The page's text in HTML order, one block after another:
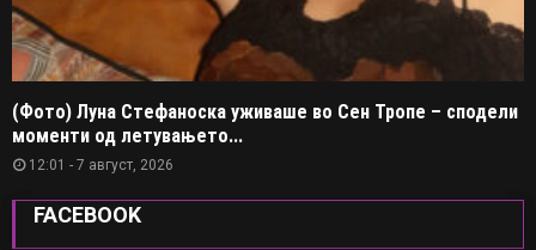
(Фото) Луна Стефаноска уживаше во Сен Тропе – сподели
моменти од летувањето...
12:01 - 7 август, 2026
FACEBOOK